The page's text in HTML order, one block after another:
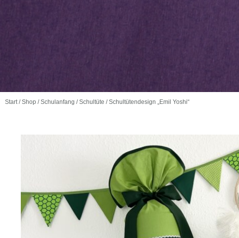
Start /Shop /Schulanfang /Schultüte / Schultütendesign „Emil Yoshi“